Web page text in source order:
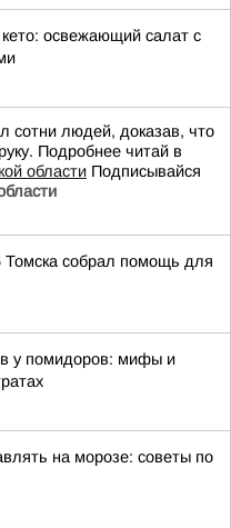
освежающий салат с
сотни людей, доказав, что
Подробнее читай в
области Подписывайся
собрал помощь для
у помидоров: мифы и
на морозе: советы по